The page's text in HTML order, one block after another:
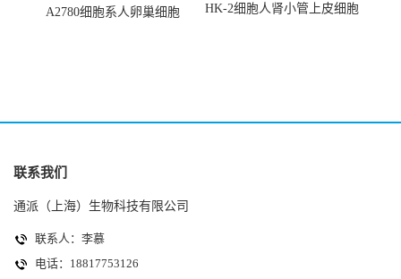
A2780细胞系人卵巢细胞
HK-2细胞人肾小管上皮细胞
联系我们
通派（上海）生物科技有限公司
联系人：李慕
电话：18817753126